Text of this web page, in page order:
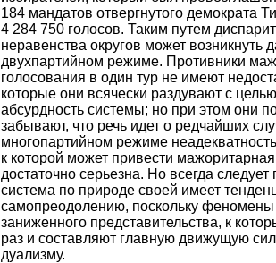
184 мандатов отвергнутого демократа
4 284 750 голосов. Таким путем
неравенства округов может возникнуть
двухпартийном режиме. Противники
голосования в один тур не имеют
которые они всячески раздувают с
абсурдность системы; но при этом они
забывают, что речь идет о редчайших
многопартийном режиме
к которой может привести
достаточно серьезна. Но всегда
система по природе своей имеет
самопреодолению, поскольку
заниженного представительства, к
раз и составляют главную движущую
дуализму.